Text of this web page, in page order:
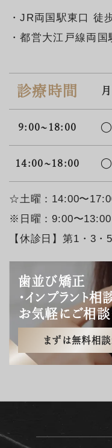
・JR両国駅東口 徒
・都営大江戸線両
診療時間 月
9:00~18:00 ◯
14:00~18:00 ◯
☆土曜：14:00〜
※日曜：9:00〜13:00
【休診日】第1・3・
歯並び矯正
・インプラント
お気軽にご相談
まずは無料相談